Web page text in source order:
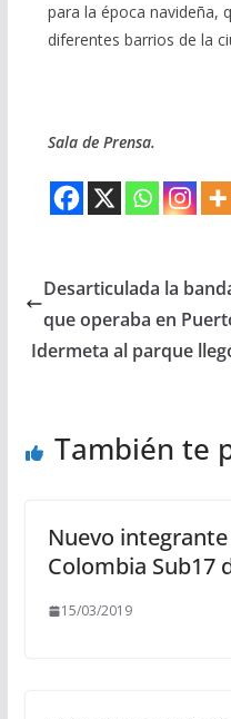
para la época navideña,
diferentes barrios de la
Sala de Prensa.
Desarticulada la
que operaba en
Idermeta al parque
También te
Nuevo
Colombia Sub17
15/03/2019